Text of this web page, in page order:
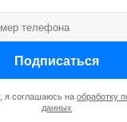
Подписаться
я соглашаюсь на обработку
данных